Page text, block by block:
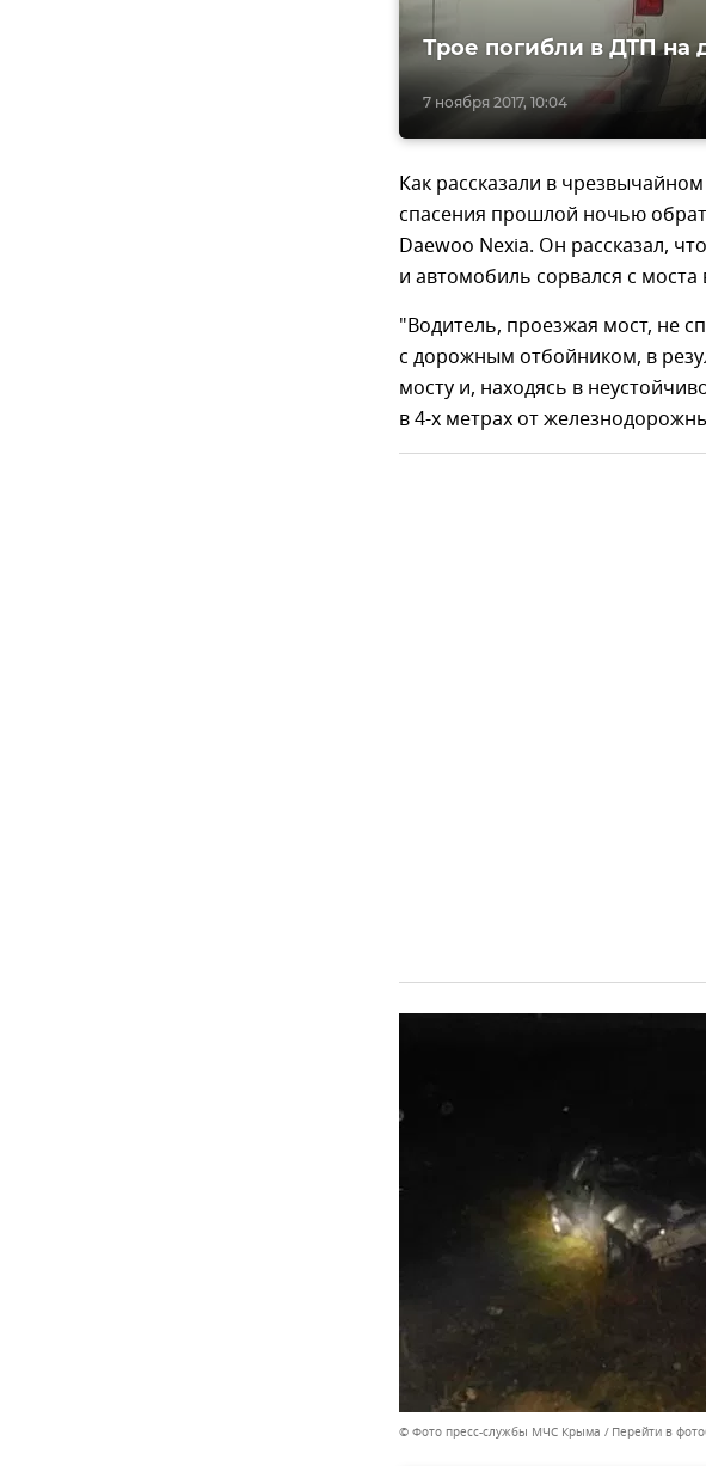
7 ноября 2017, 10:04
Трое погибли в ДТП на
Как рассказали в
спасения прошлой ночью
Daewoo Nexia. Он рассказал,
и автомобиль сорвался с моста
"Водитель, проезжая мост, не
с дорожным отбойником, в
мосту и, находясь в
в 4-х метрах от
© Фото пресс-службы МЧС Крыма Перейти в